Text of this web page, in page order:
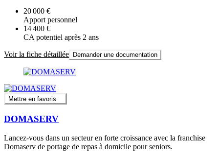
20 000 €
Apport personnel
14 400 €
CA potentiel après 2 ans
Voir la fiche détaillée Demander une documentation
Mettre en favoris
DOMASERV
Lancez-vous dans un secteur en forte croissance avec la franchise
Domaserv de portage de repas à domicile pour seniors.